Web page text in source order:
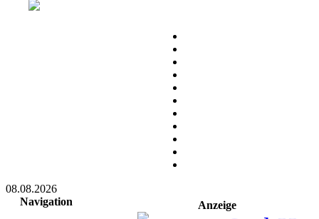
08.08.2026
Navigation
Anzeige